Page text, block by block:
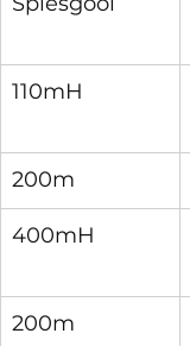
110mH
200m
400mH
200m